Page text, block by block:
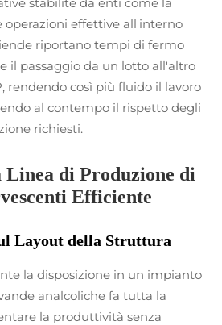
operazioni effettive all'interno
riportano tempi di fermo
il passaggio da un lotto all'altro
rendendo così più fluido il lavoro
al contempo il rispetto degli
richiesti.
Linea di Produzione di
Efficiente
Layout della Struttura
la disposizione in un impianto
analcoliche fa tutta la
la produttività senza